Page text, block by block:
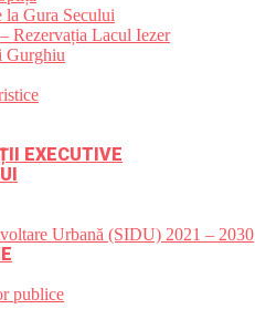
la Gura Secului
Rezervația Lacul Iezer
Gurghiu
EXECUTIVE
Urbană (SIDU) 2021 – 2030
publice